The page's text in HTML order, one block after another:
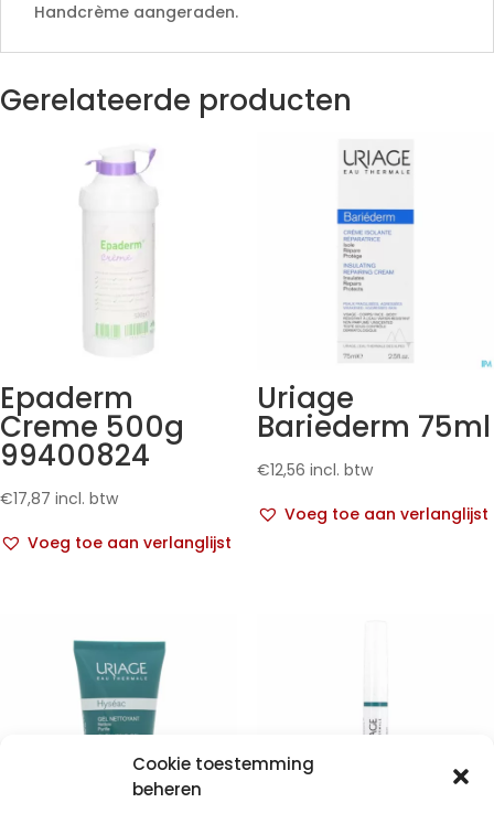
Cookie toestemming
beheren
Handcrème aangeraden.
Gerelateerde producten
Epaderm
Creme 500g
99400824
€17,87 incl. btw
Voeg toe aan verlanglijst
Uriage
Bariederm 75ml
€12,56 incl. btw
Voeg toe aan verlanglijst